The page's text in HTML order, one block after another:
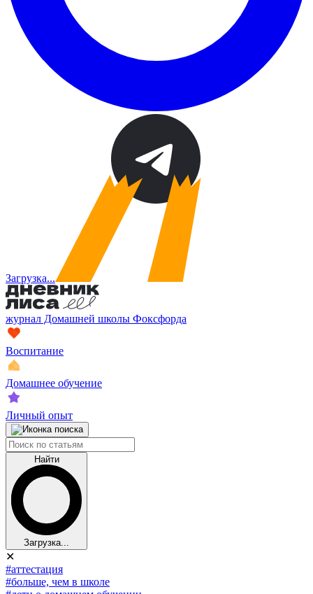
Загрузка...
журнал Домашней школы Фоксфорда
Воспитание
Домашнее обучение
Личный опыт
Найти
Загрузка...
✕
#аттестация
#больше, чем в школе